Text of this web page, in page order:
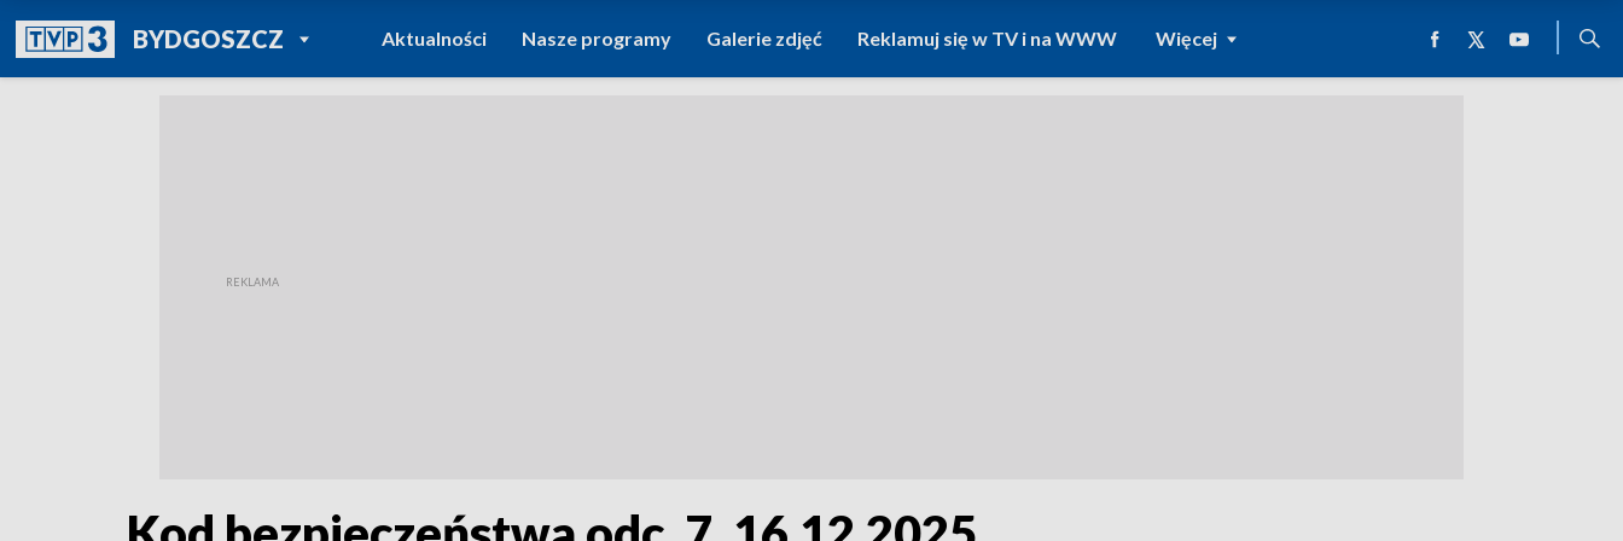
BYDGOSZCZPOWRÓT DO
TVP REGIONY
Aktualności Nasze programy Galerie zdjęć Reklamuj się w TV i na WWW Więcej